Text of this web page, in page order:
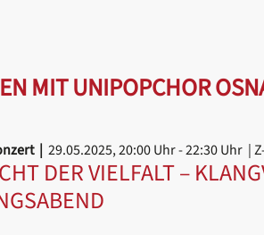
MIT UNIPOPCHOR
| 29.05.2025, 20:00 Uhr- 22:30 Uhr |
DER VIELFALT –